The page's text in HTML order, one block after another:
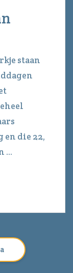
staan
en die 22,
...